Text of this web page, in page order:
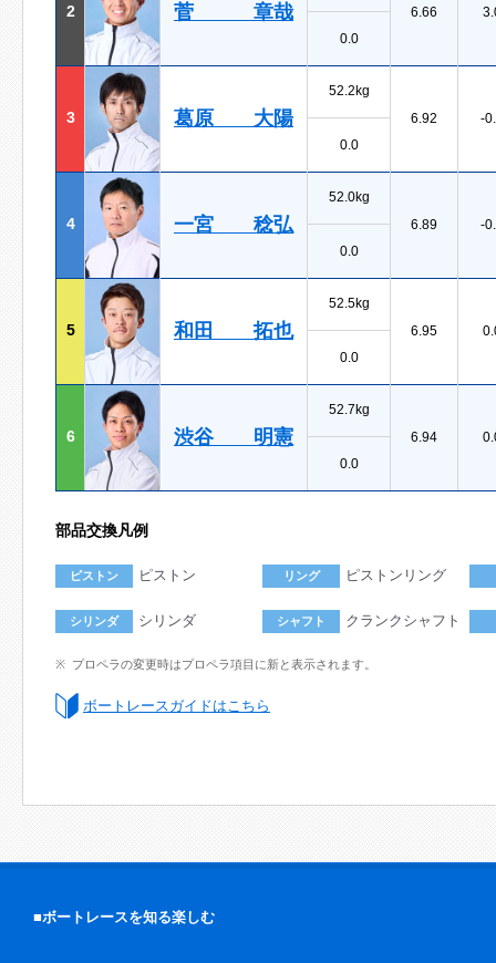
2 菅 章哉
6.66
0.0
3 葛原 大陽
52.2kg
6.92
-
0.0
4 一宮 稔弘
52.0kg
6.89
-
0.0
5 和田 拓也
52.5kg
6.95
0.0
6 渋谷 明憲
52.7kg
6.94
0.0
部品交換凡例
ピストン ピストン リング ピストンリング
シリンダ シリンダ シャフト クランクシャフト
プロペラの変更時はプロペラ項目に新と表示されます。
ボートレースガイドはこちら
■ボートレースを知る楽しむ